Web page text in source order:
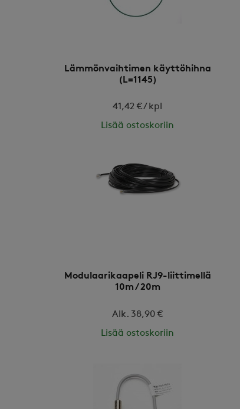
Lämmönvaihtimen käyttöhihna
(L=1145)
41,42 € / kpl
Lisää ostoskoriin
Modulaarikaapeli RJ9-liittimellä
10m / 20m
Alk. 38,90 €
Lisää ostoskoriin